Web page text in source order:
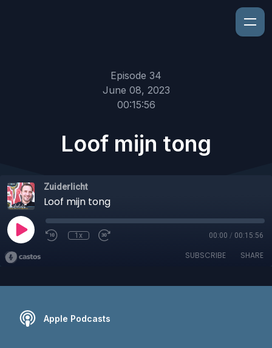
Episode 34
June 08, 2023
00:15:56
Loof mijn tong
Zuiderlicht
Loof mijn tong
1x 00:00 / 00:15:56
SUBSCRIBE SHARE
Apple Podcasts